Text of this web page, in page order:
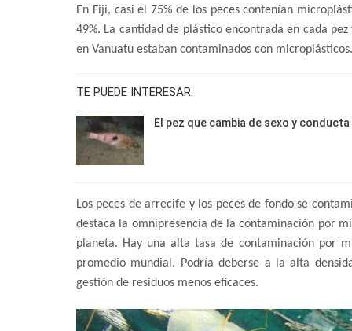
En Fiji, casi el 75% de los peces contenían
49%. La cantidad de plástico encontrada en cada
en Vanuatu estaban contaminados con
TE PUEDE INTERESAR:
El pez que cambia de sexo y conducta
Los peces de arrecife y los peces de fondo se
destaca la omnipresencia de la contaminación por
planeta. Hay una alta tasa de contaminación por
promedio mundial. Podría deberse a la alta
gestión de residuos menos eficaces.